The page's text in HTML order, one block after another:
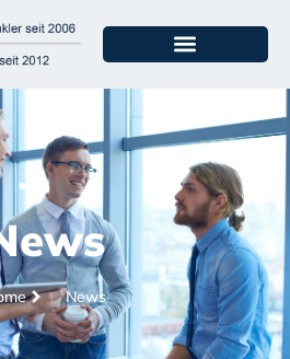
News